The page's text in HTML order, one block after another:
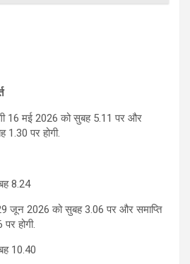
16 मई 2026 को सुबह 5.11 पर और
1.30 पर होगी.
8.24
29 जून 2026 को सुबह 3.06 पर और समाप्ति
होगी.
10.40